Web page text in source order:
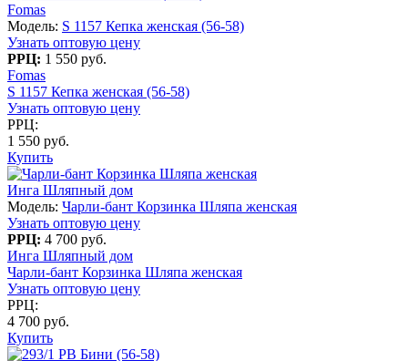
Fomas
Модель: S 1157 Кепка женская (56-58)
Узнать оптовую цену
РРЦ: 1 550 руб.
Fomas
S 1157 Кепка женская (56-58)
Узнать оптовую цену
РРЦ:
1 550 руб.
Купить
Инга Шляпный дом
Модель: Чарли-бант Корзинка Шляпа женская
Узнать оптовую цену
РРЦ: 4 700 руб.
Инга Шляпный дом
Чарли-бант Корзинка Шляпа женская
Узнать оптовую цену
РРЦ:
4 700 руб.
Купить